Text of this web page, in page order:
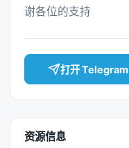
谢各位的支持
打开 Telegram
资源信息